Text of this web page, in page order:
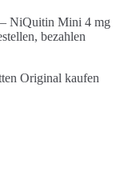
– NiQuitin Mini 4 mg
bezahlen
Original kaufen